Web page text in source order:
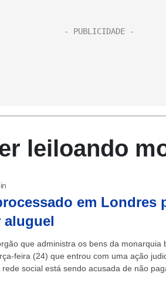
leiloando
em Londres
aluguel
que administra os bens da monarquia
feira (24) que entrou com uma ação
social está sendo acusada de não